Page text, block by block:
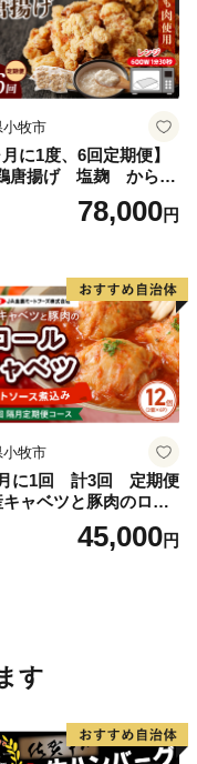
小牧市
月に1度、6回定期便】
唐揚げ 塩麹 からあ
78,000円
小牧市
に1回 計3回 定期便
ャベツと豚肉のロー
ベツ（6P入り）
45,000円
す